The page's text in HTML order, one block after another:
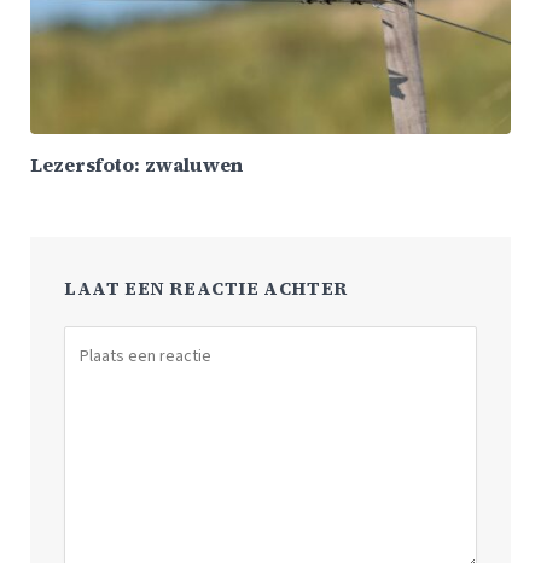
Lezersfoto: zwaluwen
LAAT EEN REACTIE ACHTER